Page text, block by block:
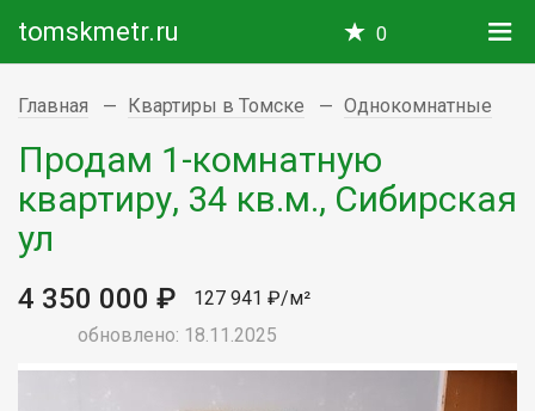
tomskmetr.ru 0
Главная Квартиры в Томске Однокомнатные
Продам 1-комнатную
квартиру, 34 кв.м., Сибирская
ул
4 350 000 ₽
127 941 ₽/м²
обновлено: 18.11.2025